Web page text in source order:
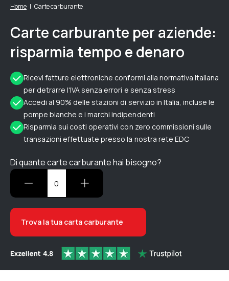
Home Carte carburante
Carte carburante per aziende:
risparmia tempo e denaro
Ricevi fatture elettroniche conformi alla normativa italiana
per detrarre l'IVA senza errori e senza stress
Accedi al 90% delle stazioni di servizio in Italia, incluse le
pompe bianche e i marchi indipendenti
Risparmia sui costi operativi con zero commissioni sulle
transazioni effettuate presso la nostra rete EDC
Di quante carte carburante hai bisogno?
Trova la tua carta carburante